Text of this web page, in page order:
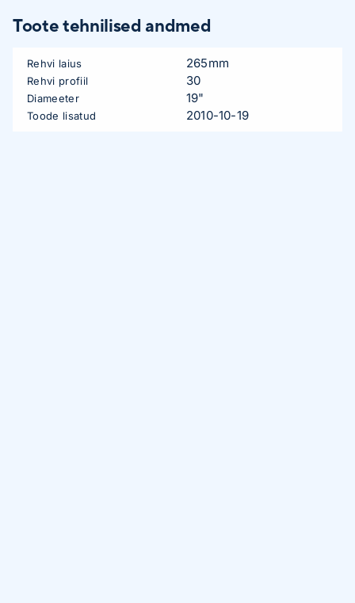
Toote tehnilised andmed
Rehvi laius 265mm
Rehvi profiil 30
Diameeter 19"
Toode lisatud 2010-10-19